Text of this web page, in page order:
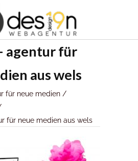
agentur für
aus wels
für neue medien /
für neue medien aus wels